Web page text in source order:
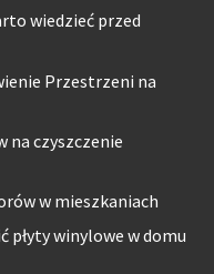
wiedzieć przed
Przestrzeni na
na czyszczenie
w mieszkaniach
płyty winylowe w domu